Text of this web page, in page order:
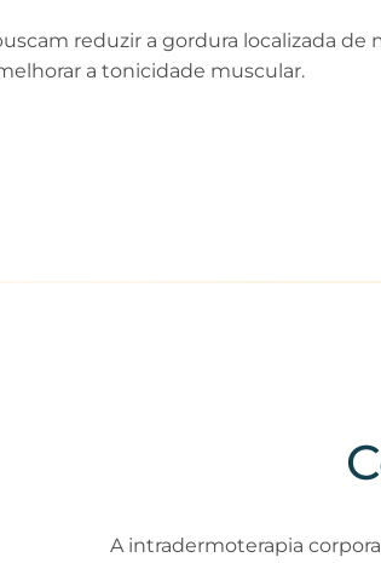
reduzir a gordura localizada de
a tonicidade muscular.
A intradermoterapia